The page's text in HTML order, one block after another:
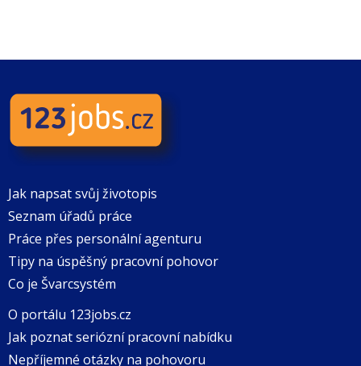
Jak napsat svůj životopis
Seznam úřadů práce
Práce přes personální agenturu
Tipy na úspěšný pracovní pohovor
Co je Švarcsystém
O portálu 123jobs.cz
Jak poznat seriózní pracovní nabídku
Nepříjemné otázky na pohovoru